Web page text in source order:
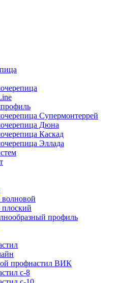
Супермонтеррей
Дюна
Каскад
Эллада
профиль
профнастил ВИК
с-8